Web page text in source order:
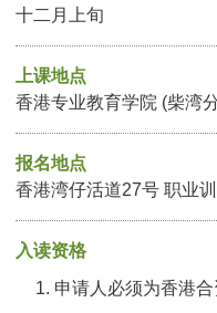
十二月上旬
上课地点
香港专业教育学院 (柴湾
报名地点
香港湾仔活道27号 职业
入读资格
申请人必须为香港合